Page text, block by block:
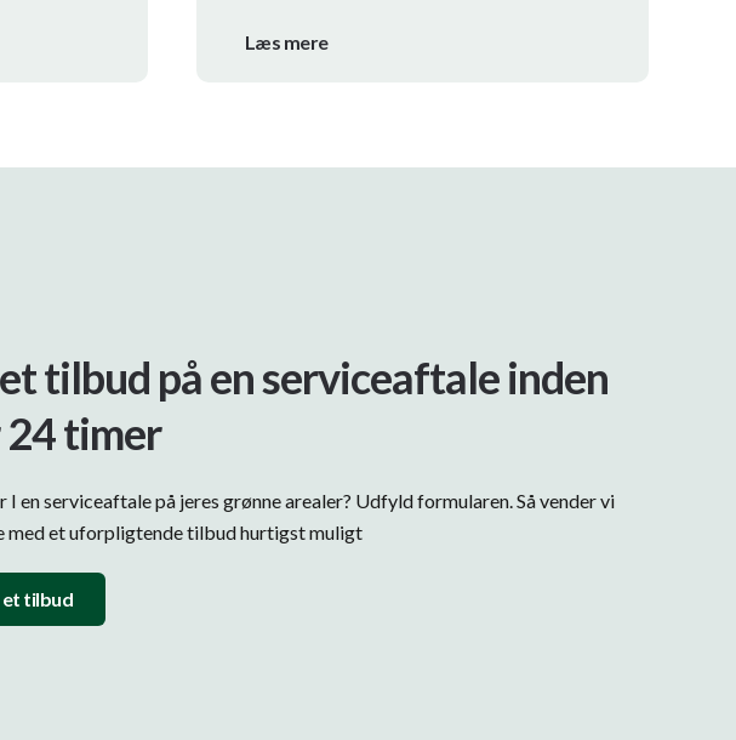
Læs mere
tilbud på en serviceaftale inden
timer
I en serviceaftale på jeres grønne arealer? Udfyld formularen. Så vender vi
med et uforpligtende tilbud hurtigst muligt
et tilbud